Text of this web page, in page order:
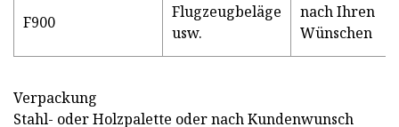
F900
Flugzeugbeläge
usw.
nach Ihren
Wünschen
Verpackung
Stahl- oder Holzpalette oder nach Kundenwunsch